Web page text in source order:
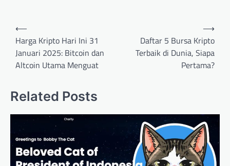
Post
navigation
⟵
Harga Kripto Hari Ini 31
Januari 2025: Bitcoin dan
Altcoin Utama Menguat
Daftar 5 Bursa Kripto
Terbaik di Dunia, Siapa
Pertama?
⟶
Related Posts